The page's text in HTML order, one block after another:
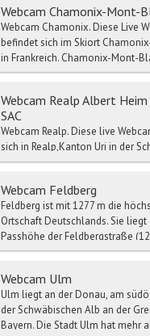
Webcam Chamonix-Mont-
Webcam Chamonix. Diese Live
befindet sich im Skiort
in Frankreich. Chamonix-Mont-
kurz Cham...
Webcam Realp Albert
SAC
Webcam Realp. Diese live
sich in Realp,Kanton Uri in der
Sie wissen wie heute das in
Webcam Feldberg
Feldberg ist mit 1277 m die
Ortschaft Deutschlands. Sie liegt
Passhöhe der Feldbergstraße
zwischen dem Wiesental im...
Webcam Ulm
Ulm liegt an der Donau, am
der Schwäbischen Alb an der
Bayern. Die Stadt Ulm hat mehr